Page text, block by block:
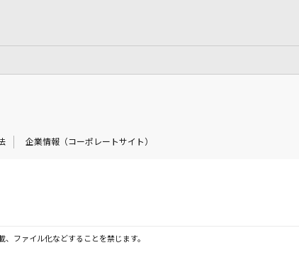
企業情報（コーポレートサイト）
ファイル化などすることを禁じます。